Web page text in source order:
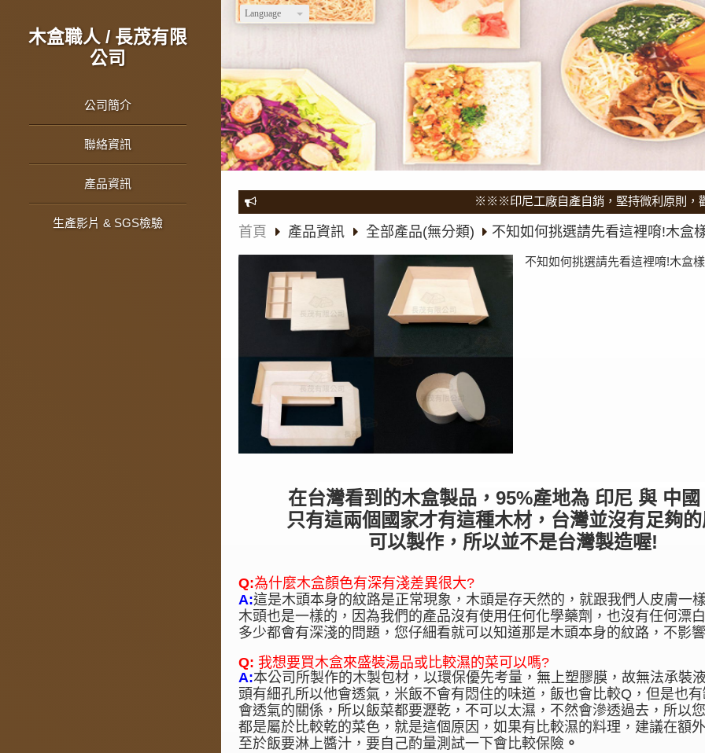
Language
木盒職人 / 長茂有限
公司
公司簡介
聯絡資訊
產品資訊
生產影片 & SGS檢驗
※※※印尼工廠自產自銷，堅持微利原則，歡迎
首頁 產品資訊 全部產品(無分類) 不知如何挑選請先看這裡唷!木盒
不知如何挑選請先看這裡唷!木盒
在台灣看到的木盒製品，95%產地為 印尼 與 中國
只有這兩個國家才有這種木材，台灣並沒有足夠
可以製作，所以並不是台灣製造喔!
Q:為什麼木盒顏色有深有淺差異很大?
A:這是木頭本身的紋路是正常現象，木頭是存天然的，就跟我們人皮膚一
木頭也是一樣的，因為我們的產品沒有使用任何化學藥劑，也沒有任何漂
多少都會有深淺的問題，您仔細看就可以知道那是木頭本身的紋路，不影
Q: 我想要買木盒來盛裝湯品或比較濕的菜可以嗎?
A:本公司所製作的木製包材，以環保優先考量，無上塑膠膜，故無法承裝
頭有細孔所以他會透氣，米飯不會有悶住的味道，飯也會比較Q，但是也
會透氣的關係，所以飯菜都要瀝乾，不可以太濕，不然會滲透過去，所以
都是屬於比較乾的菜色，就是這個原因，如果有比較濕的料理，建議在額
至於飯要淋上醬汁，要自己酌量測試一下會比較保險 。